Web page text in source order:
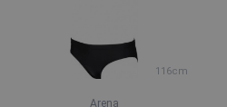
116cm
Arena